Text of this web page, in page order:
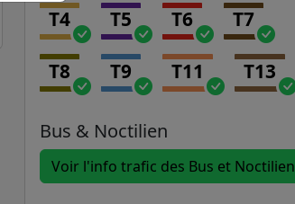
T4 T5 T6 T7
T8 T9 T11 T13
Bus & Noctilien
Voir l'info trafic des Bus et Noctilien